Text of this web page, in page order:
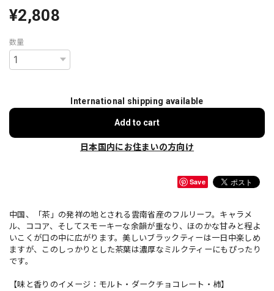
¥2,808
数量
International shipping available
Add to cart
日本国内にお住まいの方向け
Save
中国、「茶」の発祥の地とされる雲南省産のフルリーフ。キャラメ
ル、ココア、そしてスモーキーな余韻が重なり、ほのかな甘みと程よ
いこくが口の中に広がります。美しいブラックティーは一日中楽しめ
ますが、このしっかりとした茶葉は濃厚なミルクティーにもぴったり
です。
【味と香りのイメージ：モルト・ダークチョコレート・柿】